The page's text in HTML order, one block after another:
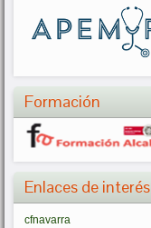
Formación
Enlaces de interés
cfnavarra